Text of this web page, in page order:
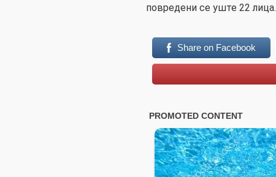
повредени се уште 22 лица.
Share on Facebook